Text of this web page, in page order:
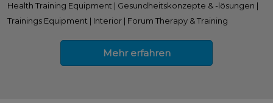
Health Training Equipment | Gesundheitskonzepte & -lösungen |
Trainings Equipment | Interior | Forum Therapy & Training
Mehr erfahren